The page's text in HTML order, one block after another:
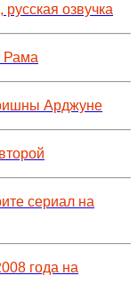
озвучка
Рама
Арджуне
сериал на
года на